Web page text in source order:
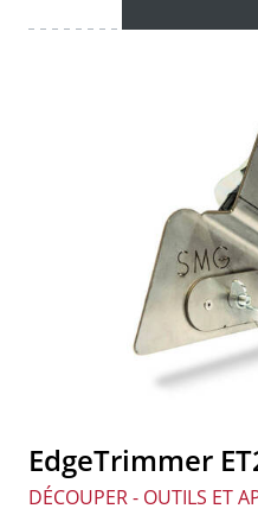
EdgeTrimmer
DÉCOUPER - OUTILS ET